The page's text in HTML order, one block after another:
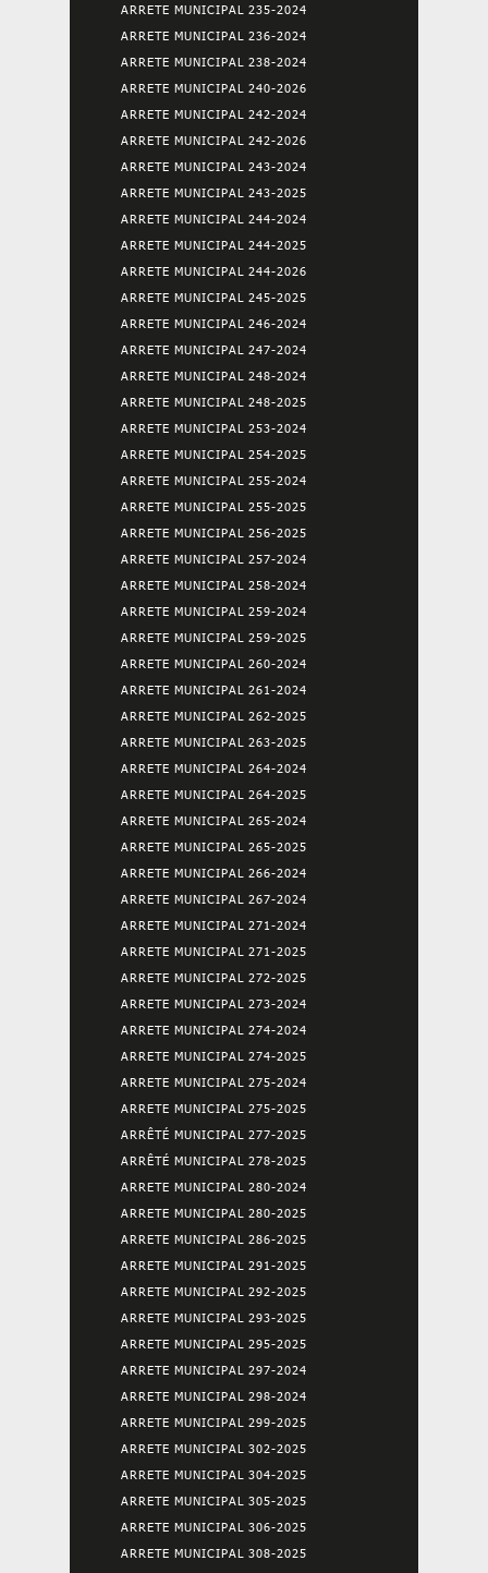
ARRETE MUNICIPAL 235-2024
ARRETE MUNICIPAL 236-2024
ARRETE MUNICIPAL 238-2024
ARRETE MUNICIPAL 240-2026
ARRETE MUNICIPAL 242-2024
ARRETE MUNICIPAL 242-2026
ARRETE MUNICIPAL 243-2024
ARRETE MUNICIPAL 243-2025
ARRETE MUNICIPAL 244-2024
ARRETE MUNICIPAL 244-2025
ARRETE MUNICIPAL 244-2026
ARRETE MUNICIPAL 245-2025
ARRETE MUNICIPAL 246-2024
ARRETE MUNICIPAL 247-2024
ARRETE MUNICIPAL 248-2024
ARRETE MUNICIPAL 248-2025
ARRETE MUNICIPAL 253-2024
ARRETE MUNICIPAL 254-2025
ARRETE MUNICIPAL 255-2024
ARRETE MUNICIPAL 255-2025
ARRETE MUNICIPAL 256-2025
ARRETE MUNICIPAL 257-2024
ARRETE MUNICIPAL 258-2024
ARRETE MUNICIPAL 259-2024
ARRETE MUNICIPAL 259-2025
ARRETE MUNICIPAL 260-2024
ARRETE MUNICIPAL 261-2024
ARRETE MUNICIPAL 262-2025
ARRETE MUNICIPAL 263-2025
ARRETE MUNICIPAL 264-2024
ARRETE MUNICIPAL 264-2025
ARRETE MUNICIPAL 265-2024
ARRETE MUNICIPAL 265-2025
ARRETE MUNICIPAL 266-2024
ARRETE MUNICIPAL 267-2024
ARRETE MUNICIPAL 271-2024
ARRETE MUNICIPAL 271-2025
ARRETE MUNICIPAL 272-2025
ARRETE MUNICIPAL 273-2024
ARRETE MUNICIPAL 274-2024
ARRETE MUNICIPAL 274-2025
ARRETE MUNICIPAL 275-2024
ARRETE MUNICIPAL 275-2025
ARRÊTÉ MUNICIPAL 277-2025
ARRÊTÉ MUNICIPAL 278-2025
ARRETE MUNICIPAL 280-2024
ARRETE MUNICIPAL 280-2025
ARRETE MUNICIPAL 286-2025
ARRETE MUNICIPAL 291-2025
ARRETE MUNICIPAL 292-2025
ARRETE MUNICIPAL 293-2025
ARRETE MUNICIPAL 295-2025
ARRETE MUNICIPAL 297-2024
ARRETE MUNICIPAL 298-2024
ARRETE MUNICIPAL 299-2025
ARRETE MUNICIPAL 302-2025
ARRETE MUNICIPAL 304-2025
ARRETE MUNICIPAL 305-2025
ARRETE MUNICIPAL 306-2025
ARRETE MUNICIPAL 308-2025